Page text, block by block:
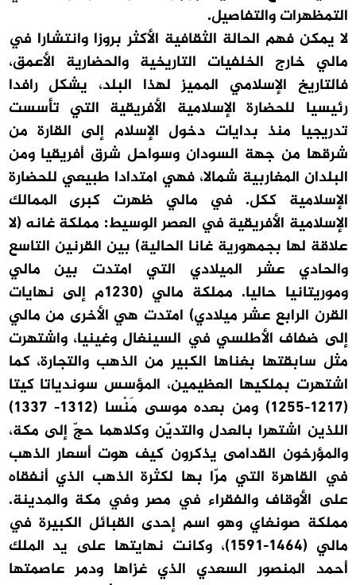
التمظهرات والتفاصيل.
لا يمكن فهم الحالة الثقافية الأكثر بروزا وانتشارا في
مالي خارج الخلفيات التاريخية والحضارية الأعمق،
فالتاريخ الإسلامي المميز لهذا البلد، يشكل رافدا
رئيسيا للحضارة الإسلامية الأفريقية التي تأسست
تدريجيا منذ بدايات دخول الإسلام إلى القارة من
شرقها من جهة السودان وسواحل شرق أفريقيا ومن
البلدان المغاربية شمالا، فهي امتدادا طبيعي للحضارة
الإسلامية ككل. في مالي ظهرت كبرى الممالك
الإسلامية الأفريقية في العصر الوسيط: مملكة غانه (لا
علاقة لها بجمهورية غانا الحالية) بين القرنين التاسع
والحادي عشر الميلادي التي امتدت بين مالي
وموريتانيا حاليا. مملكة مالي (1230م إلى نهايات
القرن الرابع عشر ميلادي) امتدت هي الأخرى من مالي
إلى ضفاف الأطلسي في السينغال وغينيا، واشتهرت
مثل سابقتها بغناها الكبير من الذهب والتجارة، كما
اشتهرت بملكيها العظيمين، المؤسس سوندياتا كيتا
(1217-1255) ومن بعده موسى مَنْسا (1312- 1337)
اللذين اشتهرا بالعدل والتديّن وكلاهما حجّ إلى مكة،
والمؤرخون القدامى يذكرون كيف هوت أسعار الذهب
في القاهرة التي مرّا بها لكثرة الذهب الذي أنفقاه
على الأوقاف والفقراء في مصر وفي مكة والمدينة.
مملكة صونغاي وهو اسم إحدى القبائل الكبيرة في
مالي (1464-1591)، وكانت نهايتها على يد الملك
أحمد المنصور السعدي الذي غزاها ودمر عاصمتها